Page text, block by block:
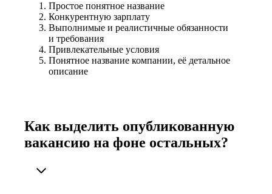
Простое понятное название
Конкурентную зарплату
Выполнимые и реалистичные обязанности
и требования
Привлекательные условия
Понятное название компании, её детальное
описание
Как выделить опубликованную
вакансию на фоне остальных?